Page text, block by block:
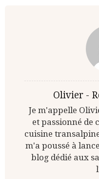
Olivier -
Je m'appelle
et passionné de
cuisine
m'a poussé à
blog dédié aux